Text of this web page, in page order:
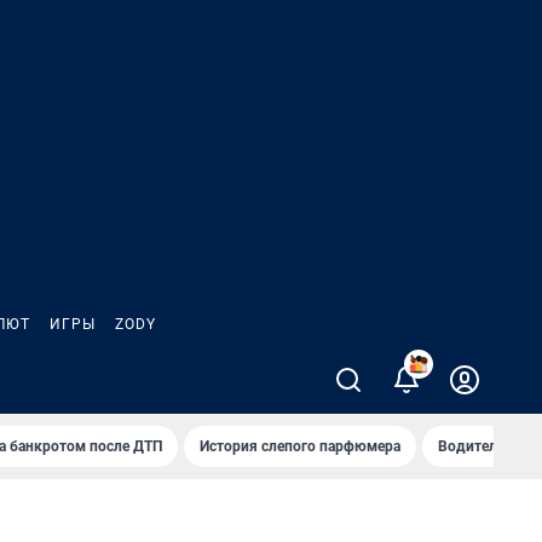
ИГРЫ ZODY
5
банкротом после ДТП История слепого парфюмера Водители